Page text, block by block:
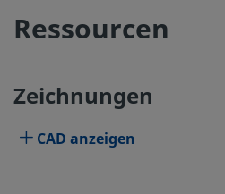
Ressourcen
Zeichnungen
CAD anzeigen